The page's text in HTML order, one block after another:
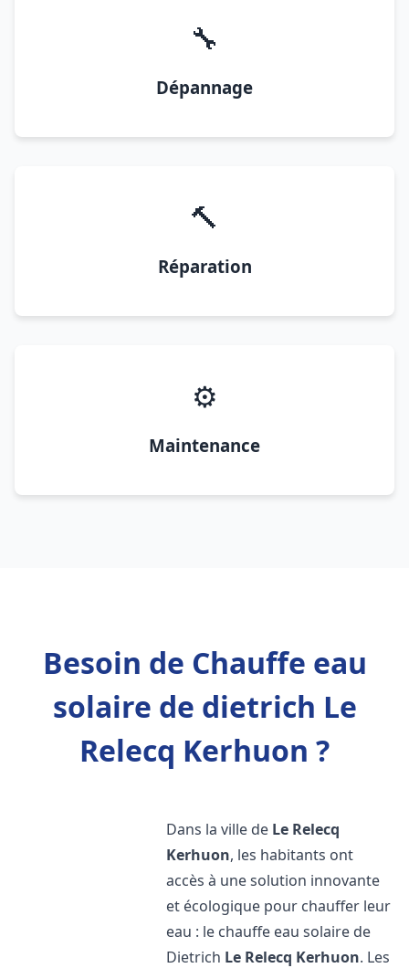
🔧
Dépannage
🔨
Réparation
⚙️
Maintenance
Besoin de Chauffe eau
solaire de dietrich Le
Relecq Kerhuon ?
Dans la ville de Le Relecq
Kerhuon, les habitants ont
accès à une solution innovante
et écologique pour chauffer leur
eau : le chauffe eau solaire de
Dietrich Le Relecq Kerhuon. Les